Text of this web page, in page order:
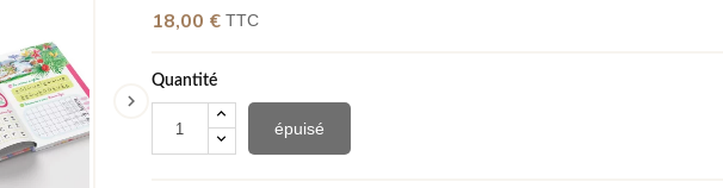

18,00 €TTC
Quantité
épuisé